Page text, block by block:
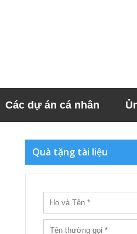
Các dự án cá nhân
Quà tặng tài liệu